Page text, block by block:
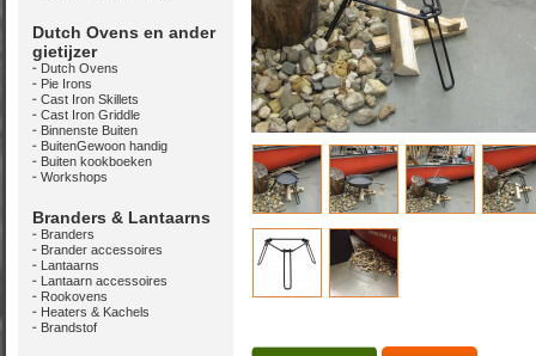
Dutch Ovens en ander
gietijzer
Dutch Ovens
Pie Irons
Cast Iron Skillets
Cast Iron Griddle
Binnenste Buiten
BuitenGewoon handig
Buiten kookboeken
Workshops
Branders & Lantaarns
Branders
Brander accessoires
Lantaarns
Lantaarn accessoires
Rookovens
Heaters & Kachels
Brandstof